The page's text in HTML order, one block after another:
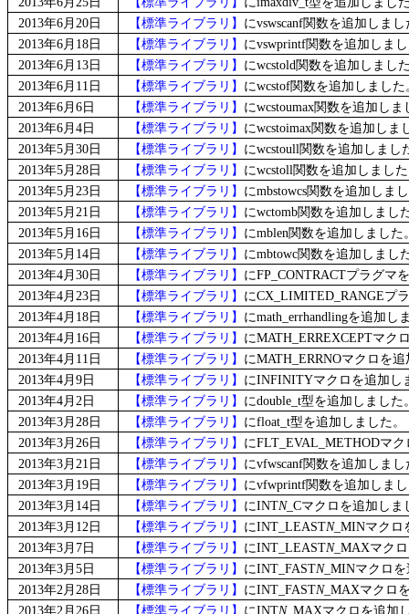
2013年6月20日
【標準ライブラリ】 にvswscanf関数を追加しまし
2013年6月18日
【標準ライブラリ】 にvswprintf関数を追加しま
2013年6月13日
【標準ライブラリ】 にwcstold関数を追加しまし
2013年6月11日
【標準ライブラリ】 にwcstof関数を追加しました
2013年6月6日
【標準ライブラリ】 にwcstoumax関数を追加しま
2013年6月4日
【標準ライブラリ】 にwcstoimax関数を追加しま
2013年5月30日
【標準ライブラリ】 にwcstoull関数を追加しまし
2013年5月28日
【標準ライブラリ】 にwcstoll関数を追加しまし
2013年5月23日
【標準ライブラリ】 にmbstowcs関数を追加しま
2013年5月21日
【標準ライブラリ】 にwctomb関数を追加しまし
2013年5月16日
【標準ライブラリ】 にmblen関数を追加しました
2013年5月14日
【標準ライブラリ】 にmbtowc関数を追加しまし
2013年4月30日
【標準ライブラリ】 にFP_CONTRACTプラグマ
2013年4月23日
【標準ライブラリ】 にCX_LIMITED_RANGEプ
2013年4月18日
【標準ライブラリ】 にmath_errhandlingを追加し
2013年4月16日
【標準ライブラリ】 にMATH_ERREXCEPTマク
2013年4月11日
【標準ライブラリ】 にMATH_ERRNOマクロを
2013年4月9日
【標準ライブラリ】 にINFINITYマクロを追加し
2013年4月2日
【標準ライブラリ】 にdouble_t型を追加しました
2013年3月28日
【標準ライブラリ】 にfloat_t型を追加しました。
2013年3月26日
【標準ライブラリ】 にFLT_EVAL_METHODマ
2013年3月21日
【標準ライブラリ】 にvfwscanf関数を追加しまし
2013年3月19日
【標準ライブラリ】 にvfwprintf関数を追加しま
2013年3月14日
【標準ライブラリ】 にINTN_Cマクロを追加しま
2013年3月12日
【標準ライブラリ】 にINT_LEASTN_MINマクロ
2013年3月7日
【標準ライブラリ】 にINT_LEASTN_MAXマク
2013年3月5日
【標準ライブラリ】 にINT_FASTN_MINマクロ
2013年2月28日
【標準ライブラリ】 にINT_FASTN_MAXマクロ
2013年2月26日
【標準ライブラリ】 にINTN_MAXマクロを追加